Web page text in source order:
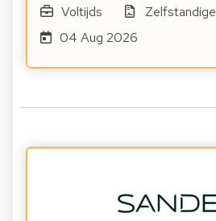
Voltijds Zelfstandige
04 Aug 2026